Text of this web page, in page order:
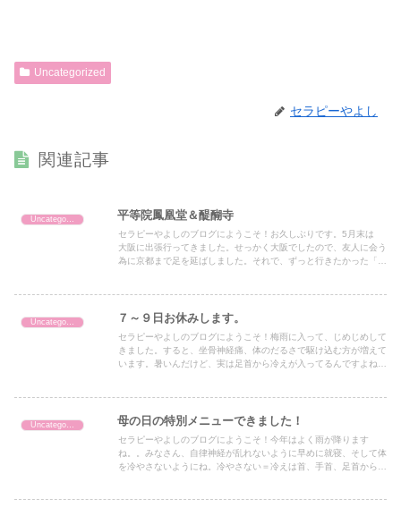
Uncategorized
セラピーやよし
関連記事
Uncategorized 平等院鳳凰堂＆醍醐寺
セラピーやよしのブログにようこそ！お久しぶりです。5月末は
大阪に出張行ってきました。せっかく大阪でしたので、友人に会う
為に京都まで足を延ばしました。それで、ずっと行きたかった「平
Uncategorized ７～９日お休みします。
セラピーやよしのブログにようこそ！梅雨に入って、じめじめして
きました。すると、坐骨神経痛、体のだるさで駆け込む方が増えて
います。暑いんだけど、実は足首から冷えが入ってるんですよね。
Uncategorized 母の日の特別メニューできました！
セラピーやよしのブログにようこそ！今年はよく雨が降ります
ね。。みなさん、自律神経が乱れないように早めに就寝、そして体
を冷やさないようにね。冷やさない＝冷えは首、手首、足首から入